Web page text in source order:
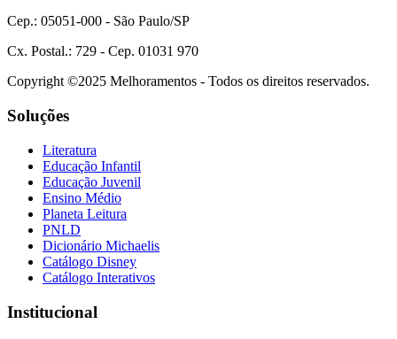
Cep.: 05051-000 - São Paulo/SP
Cx. Postal.: 729 - Cep. 01031 970
Copyright ©2025 Melhoramentos - Todos os direitos reservados.
Soluções
Literatura
Educação Infantil
Educação Juvenil
Ensino Médio
Planeta Leitura
PNLD
Dicionário Michaelis
Catálogo Disney
Catálogo Interativos
Institucional